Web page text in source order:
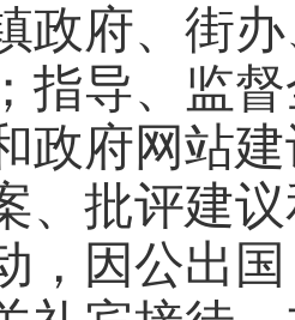
政府、街
指导、监
政府网站
、批评建
，因公出